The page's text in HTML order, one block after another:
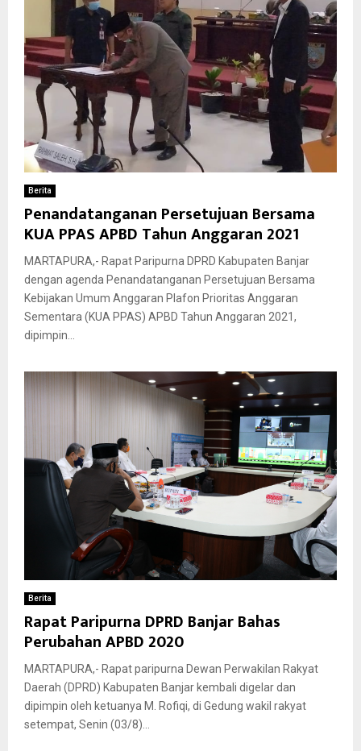
Berita
Penandatanganan Persetujuan Bersama
KUA PPAS APBD Tahun Anggaran 2021
MARTAPURA,- Rapat Paripurna DPRD Kabupaten Banjar
dengan agenda Penandatanganan Persetujuan Bersama
Kebijakan Umum Anggaran Plafon Prioritas Anggaran
Sementara (KUA PPAS) APBD Tahun Anggaran 2021,
dipimpin...
Berita
Rapat Paripurna DPRD Banjar Bahas
Perubahan APBD 2020
MARTAPURA,- Rapat paripurna Dewan Perwakilan Rakyat
Daerah (DPRD) Kabupaten Banjar kembali digelar dan
dipimpin oleh ketuanya M. Rofiqi, di Gedung wakil rakyat
setempat, Senin (03/8)...